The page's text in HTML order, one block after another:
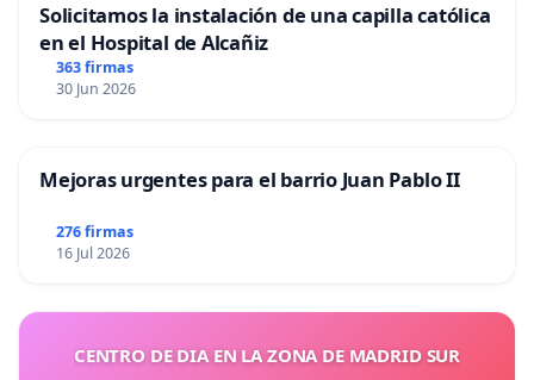
Solicitamos la instalación de una capilla católica
en el Hospital de Alcañiz
363 firmas
30 Jun 2026
Mejoras urgentes para el barrio Juan Pablo II
276 firmas
16 Jul 2026
CENTRO DE DIA EN LA ZONA DE MADRID SUR